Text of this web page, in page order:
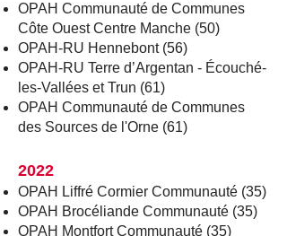
OPAH Communauté de Communes
Côte Ouest Centre Manche (50)
OPAH-RU Hennebont (56)
OPAH-RU Terre d’Argentan - Écouché-
les-Vallées et Trun (61)
OPAH Communauté de Communes
des Sources de l'Orne (61)
2022
OPAH Liffré Cormier Communauté (35)
OPAH Brocéliande Communauté (35)
OPAH Montfort Communauté (35)